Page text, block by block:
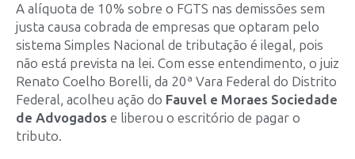
A alíquota de 10% sobre o FGTS nas demissões sem
justa causa cobrada de empresas que optaram pelo
sistema Simples Nacional de tributação é ilegal, pois
não está prevista na lei. Com esse entendimento, o juiz
Renato Coelho Borelli, da 20ª Vara Federal do Distrito
Federal, acolheu ação do Fauvel e Moraes Sociedade
de Advogados e liberou o escritório de pagar o
tributo.